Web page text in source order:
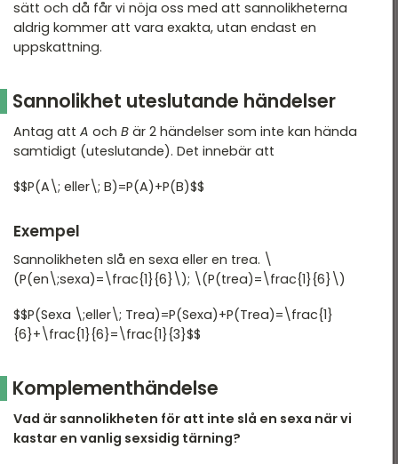
sätt och då får vi nöja oss med att sannolikheterna
aldrig kommer att vara exakta, utan endast en
uppskattning.
Sannolikhet uteslutande händelser
Antag att A och B är 2 händelser som inte kan hända
samtidigt (uteslutande). Det innebär att
$$P(A\; eller\; B)=P(A)+P(B)$$
Exempel
Sannolikheten slå en sexa eller en trea. \
(P(en\;sexa)=\frac{1}{6}\); \(P(trea)=\frac{1}{6}\)
$$P(Sexa \;eller\; Trea)=P(Sexa)+P(Trea)=\frac{1}
{6}+\frac{1}{6}=\frac{1}{3}$$
Komplementhändelse
Vad är sannolikheten för att inte slå en sexa när vi
kastar en vanlig sexsidig tärning?